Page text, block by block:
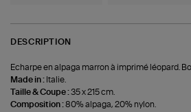
DESCRIPTION
Echarpe en alpaga marron à imprimé léopard.
Made in : Italie.
Taille & Coupe :35 x 215 cm.
Composition :80% alpaga, 20% nylon.